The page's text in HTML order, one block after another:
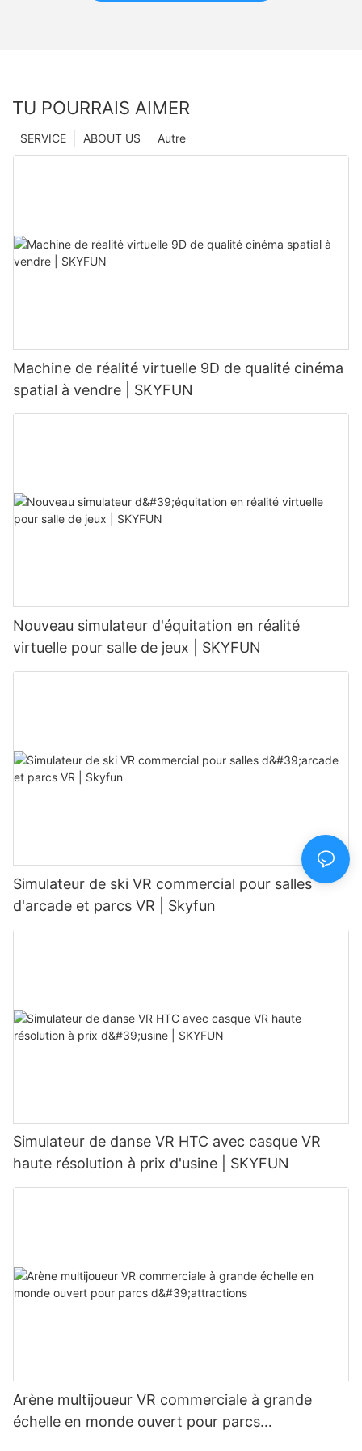
TU POURRAIS AIMER
Autre
ABOUT US
SERVICE
Machine de réalité virtuelle 9D de qualité cinéma
spatial à vendre | SKYFUN
Nouveau simulateur d'équitation en réalité
virtuelle pour salle de jeux | SKYFUN
Simulateur de ski VR commercial pour salles
d'arcade et parcs VR | Skyfun
Simulateur de danse VR HTC avec casque VR
haute résolution à prix d'usine | SKYFUN
Arène multijoueur VR commerciale à grande
échelle en monde ouvert pour parcs